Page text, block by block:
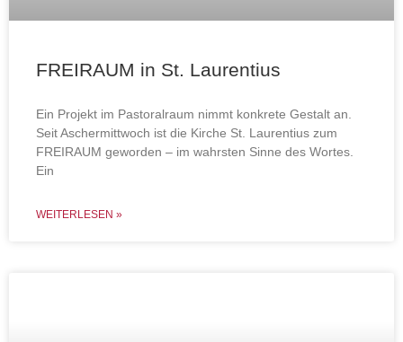
FREIRAUM in St. Laurentius
Ein Projekt im Pastoralraum nimmt konkrete Gestalt an.
Seit Aschermittwoch ist die Kirche St. Laurentius zum
FREIRAUM geworden – im wahrsten Sinne des Wortes.
Ein
WEITERLESEN »